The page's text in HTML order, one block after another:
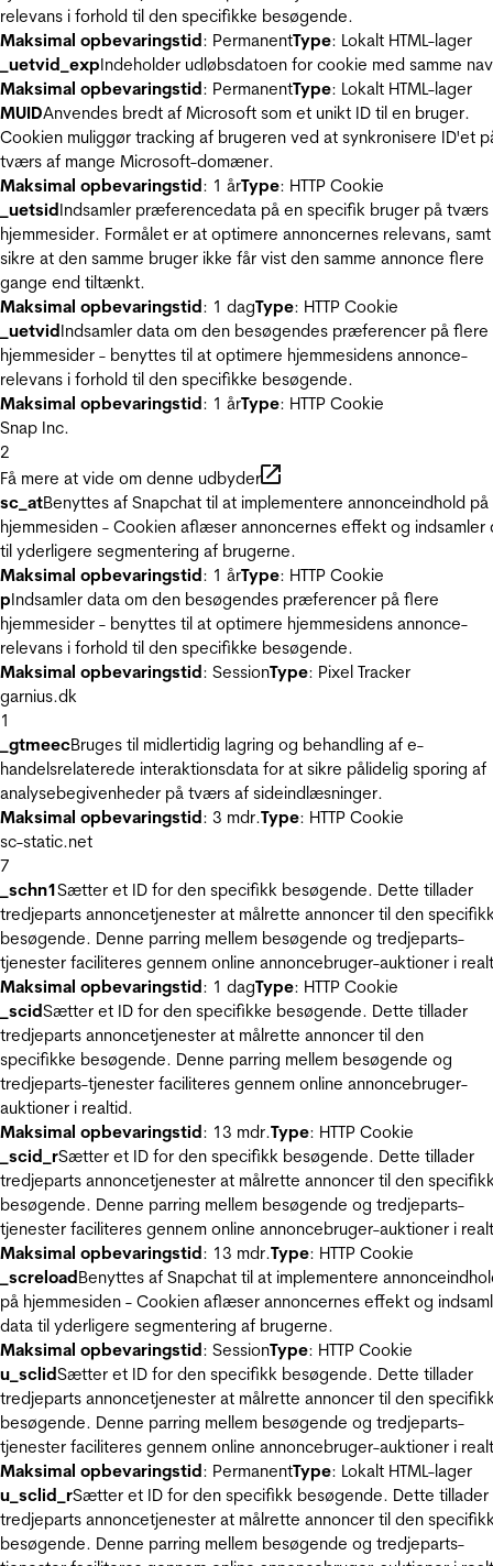
relevans i forhold til den specifikke besøgende.
Maksimal opbevaringstid: PermanentType: Lokalt HTML-lager
_uetvid_expIndeholder udløbsdatoen for cookie med samme
Maksimal opbevaringstid: PermanentType: Lokalt HTML-lager
MUIDAnvendes bredt af Microsoft som et unikt ID til en bruger.
Cookien muliggør tracking af brugeren ved at synkronisere ID'et
tværs af mange Microsoft-domæner.
Maksimal opbevaringstid: 1 årType: HTTP Cookie
_uetsidIndsamler præferencedata på en specifik bruger på tværs
hjemmesider. Formålet er at optimere annoncernes relevans, samt
sikre at den samme bruger ikke får vist den samme annonce flere
gange end tiltænkt.
Maksimal opbevaringstid: 1 dagType: HTTP Cookie
_uetvidIndsamler data om den besøgendes præferencer på flere
hjemmesider - benyttes til at optimere hjemmesidens annonce-
relevans i forhold til den specifikke besøgende.
Maksimal opbevaringstid: 1 årType: HTTP Cookie
Snap Inc.
2
Få mere at vide om denne udbyder
sc_atBenyttes af Snapchat til at implementere annonceindhold på
hjemmesiden - Cookien aflæser annoncernes effekt og indsamler
til yderligere segmentering af brugerne.
Maksimal opbevaringstid: 1 årType: HTTP Cookie
pIndsamler data om den besøgendes præferencer på flere
hjemmesider - benyttes til at optimere hjemmesidens annonce-
relevans i forhold til den specifikke besøgende.
Maksimal opbevaringstid: SessionType: Pixel Tracker
garnius.dk
1
_gtmeecBruges til midlertidig lagring og behandling af e-
handelsrelaterede interaktionsdata for at sikre pålidelig sporing af
analysebegivenheder på tværs af sideindlæsninger.
Maksimal opbevaringstid: 3 mdr.Type: HTTP Cookie
sc-static.net
7
_schn1Sætter et ID for den specifikk besøgende. Dette tillader
tredjeparts annoncetjenester at målrette annoncer til den
besøgende. Denne parring mellem besøgende og tredjeparts-
tjenester faciliteres gennem online annoncebruger-auktioner i
Maksimal opbevaringstid: 1 dagType: HTTP Cookie
_scidSætter et ID for den specifikke besøgende. Dette tillader
tredjeparts annoncetjenester at målrette annoncer til den
specifikke besøgende. Denne parring mellem besøgende og
tredjeparts-tjenester faciliteres gennem online annoncebruger-
auktioner i realtid.
Maksimal opbevaringstid: 13 mdr.Type: HTTP Cookie
_scid_rSætter et ID for den specifikk besøgende. Dette tillader
tredjeparts annoncetjenester at målrette annoncer til den
besøgende. Denne parring mellem besøgende og tredjeparts-
tjenester faciliteres gennem online annoncebruger-auktioner i
Maksimal opbevaringstid: 13 mdr.Type: HTTP Cookie
_screloadBenyttes af Snapchat til at implementere
på hjemmesiden - Cookien aflæser annoncernes effekt og
data til yderligere segmentering af brugerne.
Maksimal opbevaringstid: SessionType: HTTP Cookie
u_sclidSætter et ID for den specifikk besøgende. Dette tillader
tredjeparts annoncetjenester at målrette annoncer til den
besøgende. Denne parring mellem besøgende og tredjeparts-
tjenester faciliteres gennem online annoncebruger-auktioner i
Maksimal opbevaringstid: PermanentType: Lokalt HTML-lager
u_sclid_rSætter et ID for den specifikk besøgende. Dette tillader
tredjeparts annoncetjenester at målrette annoncer til den
besøgende. Denne parring mellem besøgende og tredjeparts-